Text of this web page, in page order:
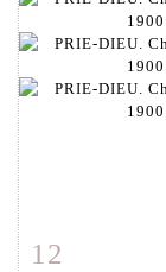
Fiche détaillée
12